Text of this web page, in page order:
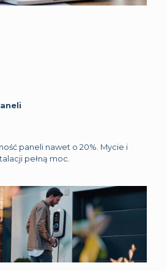
paneli nawet o 20%. Mycie i
pełną moc.